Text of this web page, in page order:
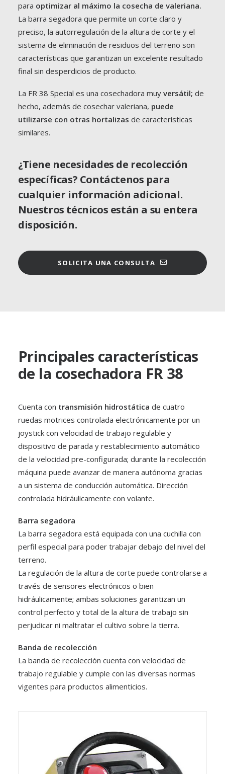
para optimizar al máximo la cosecha de valeriana.
La barra segadora que permite un corte claro y
preciso, la autorregulación de la altura de corte y el
sistema de eliminación de residuos del terreno son
características que garantizan un excelente resultado
final sin desperdicios de producto.
La FR 38 Special es una cosechadora muy versátil; de
hecho, además de cosechar valeriana, puede
utilizarse con otras hortalizas de características
similares.
¿Tiene necesidades de recolección
específicas? Contáctenos para
cualquier información adicional.
Nuestros técnicos están a su entera
disposición.
SOLICITA UNA CONSULTA
Principales características
de la cosechadora FR 38
Cuenta con transmisión hidrostática de cuatro
ruedas motrices controlada electrónicamente por un
joystick con velocidad de trabajo regulable y
dispositivo de parada y restablecimiento automático
de la velocidad pre-configurada; durante la recolección
máquina puede avanzar de manera autónoma gracias
a un sistema de conducción automática. Dirección
controlada hidráulicamente con volante.
Barra segadora
La barra segadora está equipada con una cuchilla con
perfil especial para poder trabajar debajo del nivel del
terreno.
La regulación de la altura de corte puede controlarse a
través de sensores electrónicos o bien
hidráulicamente; ambas soluciones garantizan un
control perfecto y total de la altura de trabajo sin
perjudicar ni maltratar el cultivo sobre la tierra.
Banda de recolección
La banda de recolección cuenta con velocidad de
trabajo regulable y cumple con las diversas normas
vigentes para productos alimenticios.